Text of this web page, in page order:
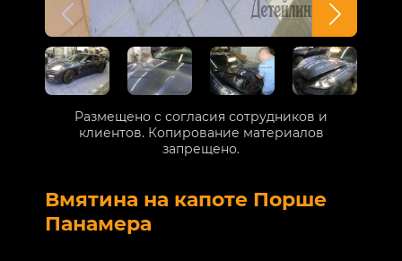
Вмятина на капоте Порше
Панамера
Размещено с согласия сотрудников и
клиентов. Копирование материалов
запрещено.